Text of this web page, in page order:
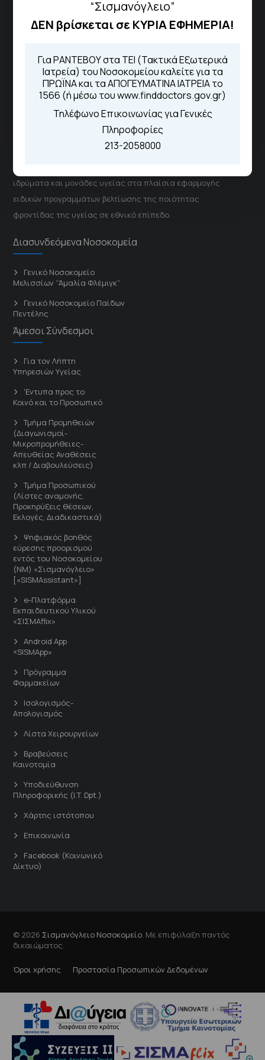
“Σισμανόγλειο”
ΔΕΝ βρίσκεται σε ΚΥΡΙΑ ΕΦΗΜΕΡΙΑ!
Για ΡΑΝΤΕΒΟΥ στα ΤΕΙ (Τακτικά Εξωτερικά
Ιατρεία) του Νοσοκομείου καλείτε για τα
ΠΡΩΪΝΑ και τα ΑΠΟΓΕΥΜΑΤΙΝΑ ΙΑΤΡΕΙΑ το
1566 (ή μέσω του www.finddoctors.gov.gr)
Τηλέφωνο Επικοινωνίας για Γενικές
Πληροφορίες
213-2058000
Για τα πρωινά και τα απογευματινά
ιατρεία:
1566
Μέσω της εφαρμογής "MyHealth
App"
ΓΝΑ Νοσοκομείο Σισμανόγλειο - Αμαλία Φλέμιγκ
ιδρύματα και μονάδες υγείας στα πλαίσια εφαρμογής
ειδικών προγραμμάτων βελτίωσης της ποιότητας
φροντίδας της υγείας σε εθνικό επίπεδο.
Διασυνδεόμενα Νοσοκομεία
Γενικό Νοσοκομείο
Μελισσίων “Άμαλία Φλέμιγκ”
Γενικό Νοσοκομείο Παίδων
Πεντέλης
Άμεσοι Σύνδεσμοι
Για τον Λήπτη
Υπηρεσιών Υγείας
'Εντυπα προς το
Κοινό και το Προσωπικό
Τμήμα Προμηθειών
(Διαγωνισμοί-
Μικροπρομήθειες-
Απευθείας Αναθέσεις
κλπ / Διαβουλεύσεις)
Τμήμα Προσωπικού
(Λίστες αναμονής,
Προκηρύξεις θέσεων,
Εκλογές, Διαδικαστικά)
Ψηφιακός βοηθός
εύρεσης προορισμού
εντός του Νοσοκομείου
(ΝΜ) «Σισμανόγλειο»
[«SISMAssistant»]
e-Πλατφόρμα
Εκπαιδευτικού Υλικού
«ΣΙΣΜΑflix»
Android App
«SISMApp»
Πρόγραμμα
Φαρμακείων
Ισολογισμός-
Απολογισμός
Λίστα Χειρουργείων
Βραβεύσεις
Καινοτομία
Υποδιεύθυνση
Πληροφορικής (I.T. Dpt.)
Χάρτης ιστότοπου
Επικοινωνία
Facebook (Κοινωνικό
Δίκτυο)
© 2026 Σισμανόγλειο Νοσοκομείο . Με επιφύλαξη παντός
δικαιώματος.
Όροι χρήσης Προστασία Προσωπικών Δεδομένων